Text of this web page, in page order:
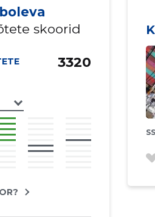
skoorid
3320